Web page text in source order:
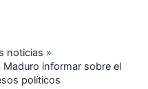
noticias
Maduro informar sobre el
políticos